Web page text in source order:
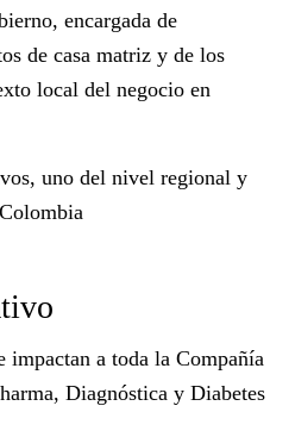
encargada de
de casa matriz y de los
local del negocio en
uno del nivel regional y
impactan a toda la Compañía
Diagnóstica y Diabetes